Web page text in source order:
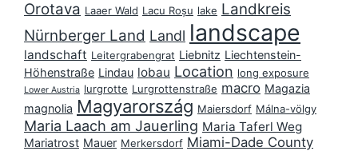
Orotava Laaer Wald Lacu Roșu lake Landkreis
Nürnberger Land Landl landscape
landschaft Leitergrabengrat Liebnitz Liechtenstein-
Höhenstraße Lindau lobau Location long exposure
Lower Austria lurgrotte Lurgrottenstraße macro Magazia
magnolia Magyarország Maiersdorf Málna-völgy
Maria Laach am Jauerling Maria Taferl Weg
Mariatrost Mauer Merkersdorf Miami-Dade County